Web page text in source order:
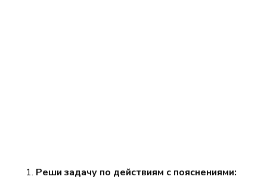
Реши задачу по действиям с пояснениями: